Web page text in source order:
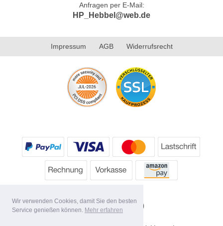
Wir verwenden Cookies, damit Sie den besten
Service genießen können. Mehr erfahren
Anfragen per E-Mail:
HP_Hebbel@web.de
Impressum AGB Widerrufsrecht